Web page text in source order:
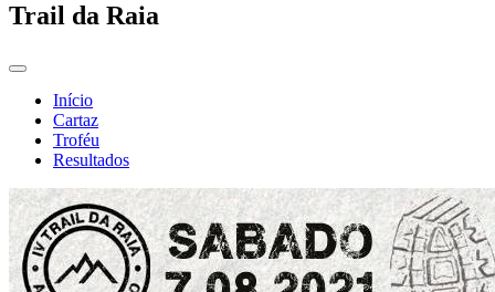
Trail da Raia
Início
Cartaz
Troféu
Resultados